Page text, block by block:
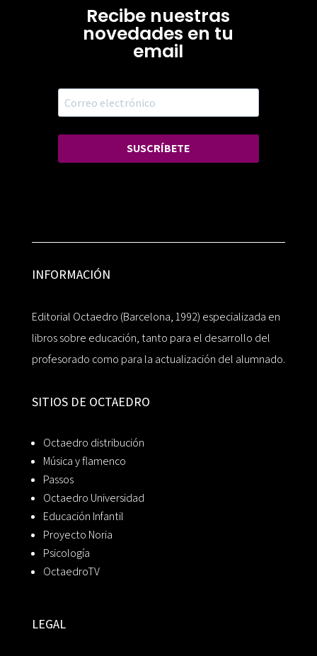
Recibe nuestras
novedades en tu
email
SUSCRÍBETE
INFORMACIÓN
Editorial Octaedro (Barcelona, 1992) especializada en
libros sobre educación, tanto para el desarrollo del
profesorado como para la actualización del alumnado.
SITIOS DE OCTAEDRO
Octaedro distribución
Música y flamenco
Passos
Octaedro Universidad
Educación Infantil
Proyecto Noria
Psicología
OctaedroTV
LEGAL